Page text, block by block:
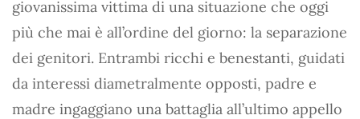
giovanissima vittima di una situazione che oggi
più che mai è all’ordine del giorno: la separazione
dei genitori. Entrambi ricchi e benestanti, guidati
da interessi diametralmente opposti, padre e
madre ingaggiano una battaglia all’ultimo appello